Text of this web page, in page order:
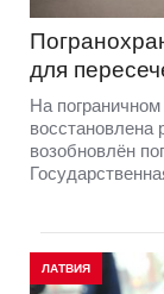
для
На
возобновлён
ЛАТВИЯ